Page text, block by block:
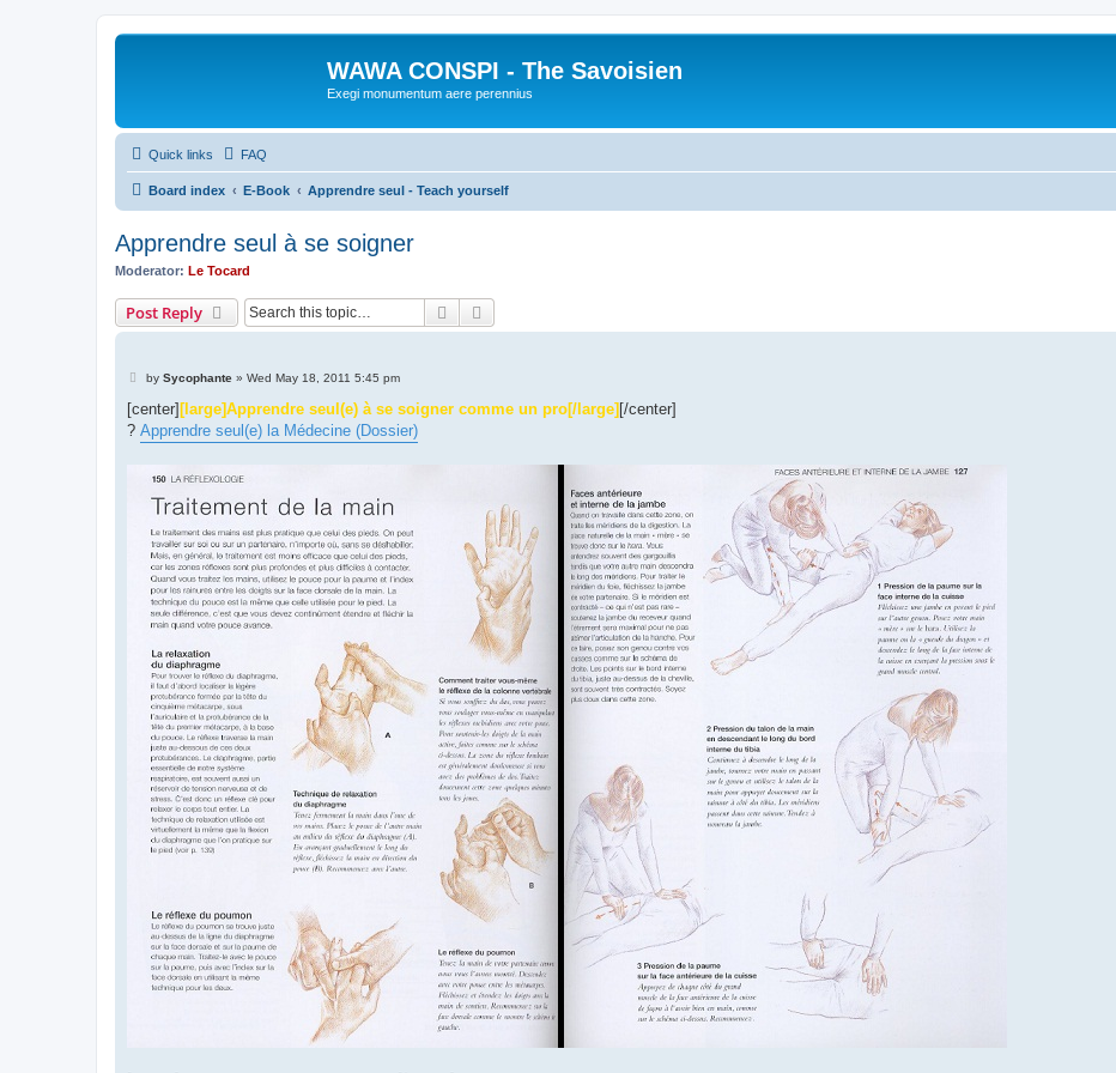
WAWA CONSPI - The Savoisien
Exegi monumentum aere perennius
Quick links FAQ
Board index E-Book Apprendre seul - Teach yourself
Apprendre seul à se soigner
Moderator: Le Tocard
Post Reply Search
P
s
by Sycophante» Wed May 18, 2011 5:45 pm
[center] [large]Apprendre seul(e) à se soigner comme un pro[/large] [/center]
? Apprendre seul(e) la Médecine (Dossier)